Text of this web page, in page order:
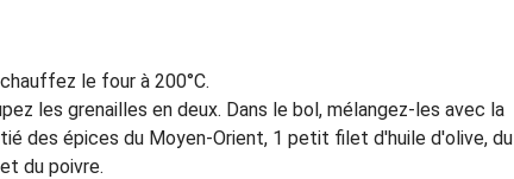
le four à 200°C.
les grenailles en deux. Dans le bol, mélangez-les avec la
des épices du Moyen-Orient, 1 petit filet d'huile d'olive, du
du poivre.